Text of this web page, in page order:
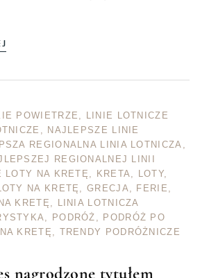
POWIETRZE ,
LINIE LOTNICZE
, NAJLEPSZE LINIE
REGIONALNA LINIA LOTNICZA ,
REGIONALNEJ LINII
LOTY NA KRETĘ, KRETA, LOTY,
NA KRETĘ ,GRECJA, FERIE ,
KRETĘ ,
LINIA LOTNICZA
, PODRÓŻ , PODRÓŻ PO
KRETĘ , TRENDY PODRÓŻNICZE
nagrodzone tytułem